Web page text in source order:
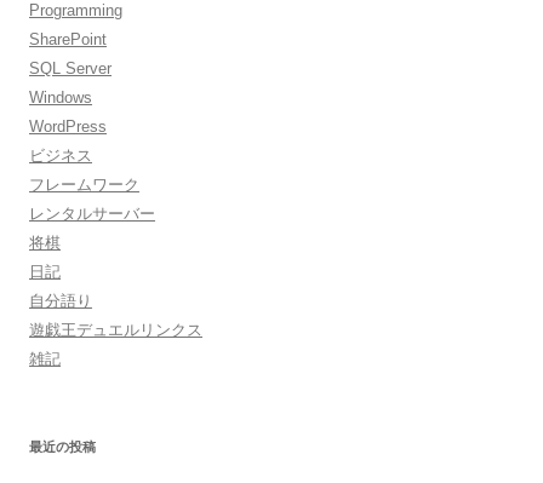
Programming
SharePoint
SQL Server
Windows
WordPress
ビジネス
フレームワーク
レンタルサーバー
将棋
日記
自分語り
遊戯王デュエルリンクス
雑記
最近の投稿